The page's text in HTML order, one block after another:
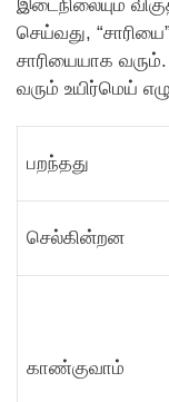
இடைநிலையும்
செய்வது,
சாரியையாக
வரும் உயிர்மெய்
பறந்தது
செல்கின்றன
காண்குவாம்